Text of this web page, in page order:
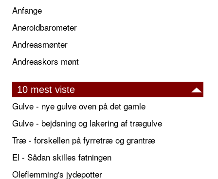
Anfange
Aneroidbarometer
Andreasmønter
Andreaskors mønt
10 mest viste
Gulve - nye gulve oven på det gamle
Gulve - bejdsning og lakering af trægulve
Træ - forskellen på fyrretræ og grantræ
El - Sådan skilles fatningen
Oleflemming's jydepotter